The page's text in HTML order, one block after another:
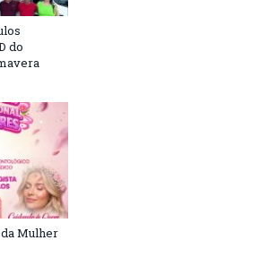
do
Mulher